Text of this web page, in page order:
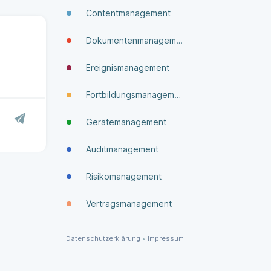
Contentmanagement
Dokumenten­manage­ment
Ereignismanagement
Fortbildungsmanagement
Gerätemanagement
Auditmanagement
Risikomanagement
Vertragsmanagement
Datenschutzerklärung • Impressum